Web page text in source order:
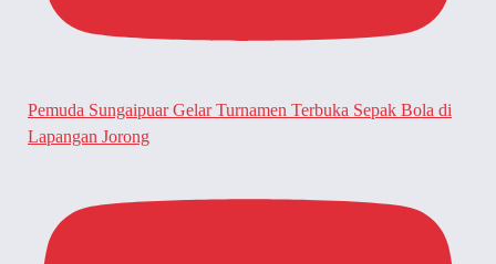
Pemuda Sungaipuar Gelar Turnamen Terbuka Sepak Bola di
Lapangan Jorong